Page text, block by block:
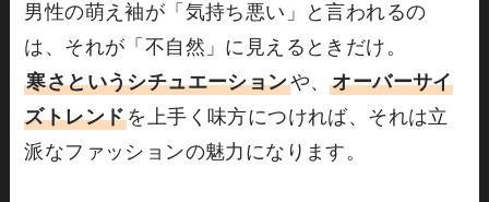
男性の萌え袖が「気持ち悪い」と言われるの
は、それが「不自然」に見えるときだけ。
寒さというシチュエーションや、オーバーサイ
ズトレンドを上手く味方につければ、それは立
派なファッションの魅力になります。